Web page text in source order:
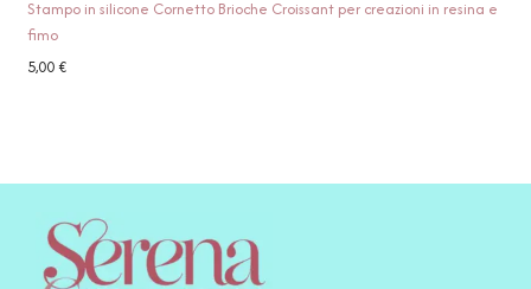
Stampo in silicone Cornetto Brioche Croissant per creazioni in resina e
fimo
5,00€